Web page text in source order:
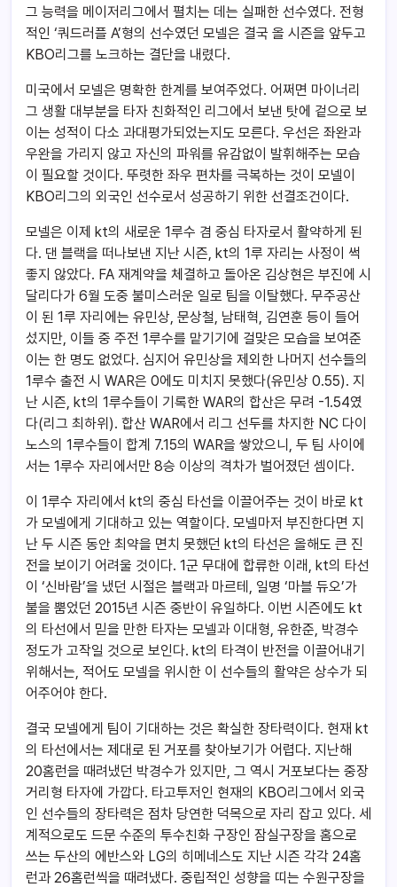
그 능력을 메이저리그에서 펼치는 데는 실패한 선수였다. 전형
적인 ‘쿼드러플 A’형의 선수였던 모넬은 결국 올 시즌을 앞두고
KBO리그를 노크하는 결단을 내렸다.
미국에서 모넬은 명확한 한계를 보여주었다. 어쩌면 마이너리
그 생활 대부분을 타자 친화적인 리그에서 보낸 탓에 겉으로 보
이는 성적이 다소 과대평가되었는지도 모른다. 우선은 좌완과
우완을 가리지 않고 자신의 파워를 유감없이 발휘해주는 모습
이 필요할 것이다. 뚜렷한 좌우 편차를 극복하는 것이 모넬이
KBO리그의 외국인 선수로서 성공하기 위한 선결조건이다.
모넬은 이제 kt의 새로운 1루수 겸 중심 타자로서 활약하게 된
다. 댄 블랙을 떠나보낸 지난 시즌, kt의 1루 자리는 사정이 썩
좋지 않았다. FA 재계약을 체결하고 돌아온 김상현은 부진에 시
달리다가 6월 도중 불미스러운 일로 팀을 이탈했다. 무주공산
이 된 1루 자리에는 유민상, 문상철, 남태혁, 김연훈 등이 들어
섰지만, 이들 중 주전 1루수를 맡기기에 걸맞은 모습을 보여준
이는 한 명도 없었다. 심지어 유민상을 제외한 나머지 선수들의
1루수 출전 시 WAR은 0에도 미치지 못했다(유민상 0.55). 지
난 시즌, kt의 1루수들이 기록한 WAR의 합산은 무려 -1.54였
다(리그 최하위). 합산 WAR에서 리그 선두를 차지한 NC 다이
노스의 1루수들이 합계 7.15의 WAR을 쌓았으니, 두 팀 사이에
서는 1루수 자리에서만 8승 이상의 격차가 벌어졌던 셈이다.
이 1루수 자리에서 kt의 중심 타선을 이끌어주는 것이 바로 kt
가 모넬에게 기대하고 있는 역할이다. 모넬마저 부진한다면 지
난 두 시즌 동안 최약을 면치 못했던 kt의 타선은 올해도 큰 진
전을 보이기 어려울 것이다. 1군 무대에 합류한 이래, kt의 타선
이 ‘신바람’을 냈던 시절은 블랙과 마르테, 일명 ‘마블 듀오’가
불을 뿜었던 2015년 시즌 중반이 유일하다. 이번 시즌에도 kt
의 타선에서 믿을 만한 타자는 모넬과 이대형, 유한준, 박경수
정도가 고작일 것으로 보인다. kt의 타격이 반전을 이끌어내기
위해서는, 적어도 모넬을 위시한 이 선수들의 활약은 상수가 되
어주어야 한다.
결국 모넬에게 팀이 기대하는 것은 확실한 장타력이다. 현재 kt
의 타선에서는 제대로 된 거포를 찾아보기가 어렵다. 지난해
20홈런을 때려냈던 박경수가 있지만, 그 역시 거포보다는 중장
거리형 타자에 가깝다. 타고투저인 현재의 KBO리그에서 외국
인 선수들의 장타력은 점차 당연한 덕목으로 자리 잡고 있다. 세
계적으로도 드문 수준의 투수친화 구장인 잠실구장을 홈으로
쓰는 두산의 에반스와 LG의 히메네스도 지난 시즌 각각 24홈
런과 26홈런씩을 때려냈다. 중립적인 성향을 띠는 수원구장을